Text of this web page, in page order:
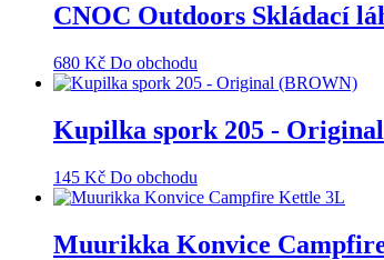
CNOC Outdoors Skládací
680 Kč Do obchodu
Kupilka spork 205 -
145 Kč Do obchodu
Muurikka Konvice